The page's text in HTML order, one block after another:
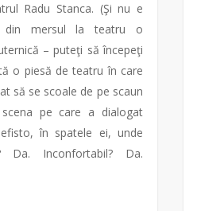
Radu Stanca. (Şi nu e
din mersul la teatru o
– puteţi să începeţi
o piesă de teatru în care
să se scoale de pe scaun
pe care a dialogat
în spatele ei, unde
Da. Inconfortabil? Da.